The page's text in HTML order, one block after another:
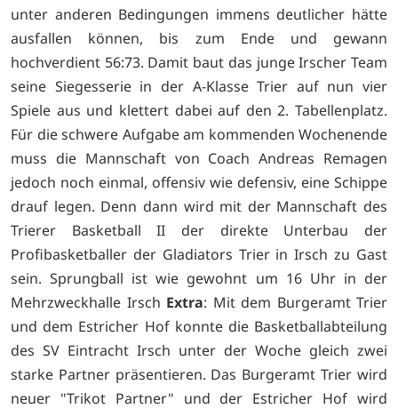
unter anderen Bedingungen immens deutlicher hätte
ausfallen können, bis zum Ende und gewann
hochverdient 56:73. Damit baut das junge Irscher Team
seine Siegesserie in der A-Klasse Trier auf nun vier
Spiele aus und klettert dabei auf den 2. Tabellenplatz.
Für die schwere Aufgabe am kommenden Wochenende
muss die Mannschaft von Coach Andreas Remagen
jedoch noch einmal, offensiv wie defensiv, eine Schippe
drauf legen. Denn dann wird mit der Mannschaft des
Trierer Basketball II der direkte Unterbau der
Profibasketballer der Gladiators Trier in Irsch zu Gast
sein. Sprungball ist wie gewohnt um 16 Uhr in der
Mehrzweckhalle Irsch Extra: Mit dem Burgeramt Trier
und dem Estricher Hof konnte die Basketballabteilung
des SV Eintracht Irsch unter der Woche gleich zwei
starke Partner präsentieren. Das Burgeramt Trier wird
neuer "Trikot Partner" und der Estricher Hof wird